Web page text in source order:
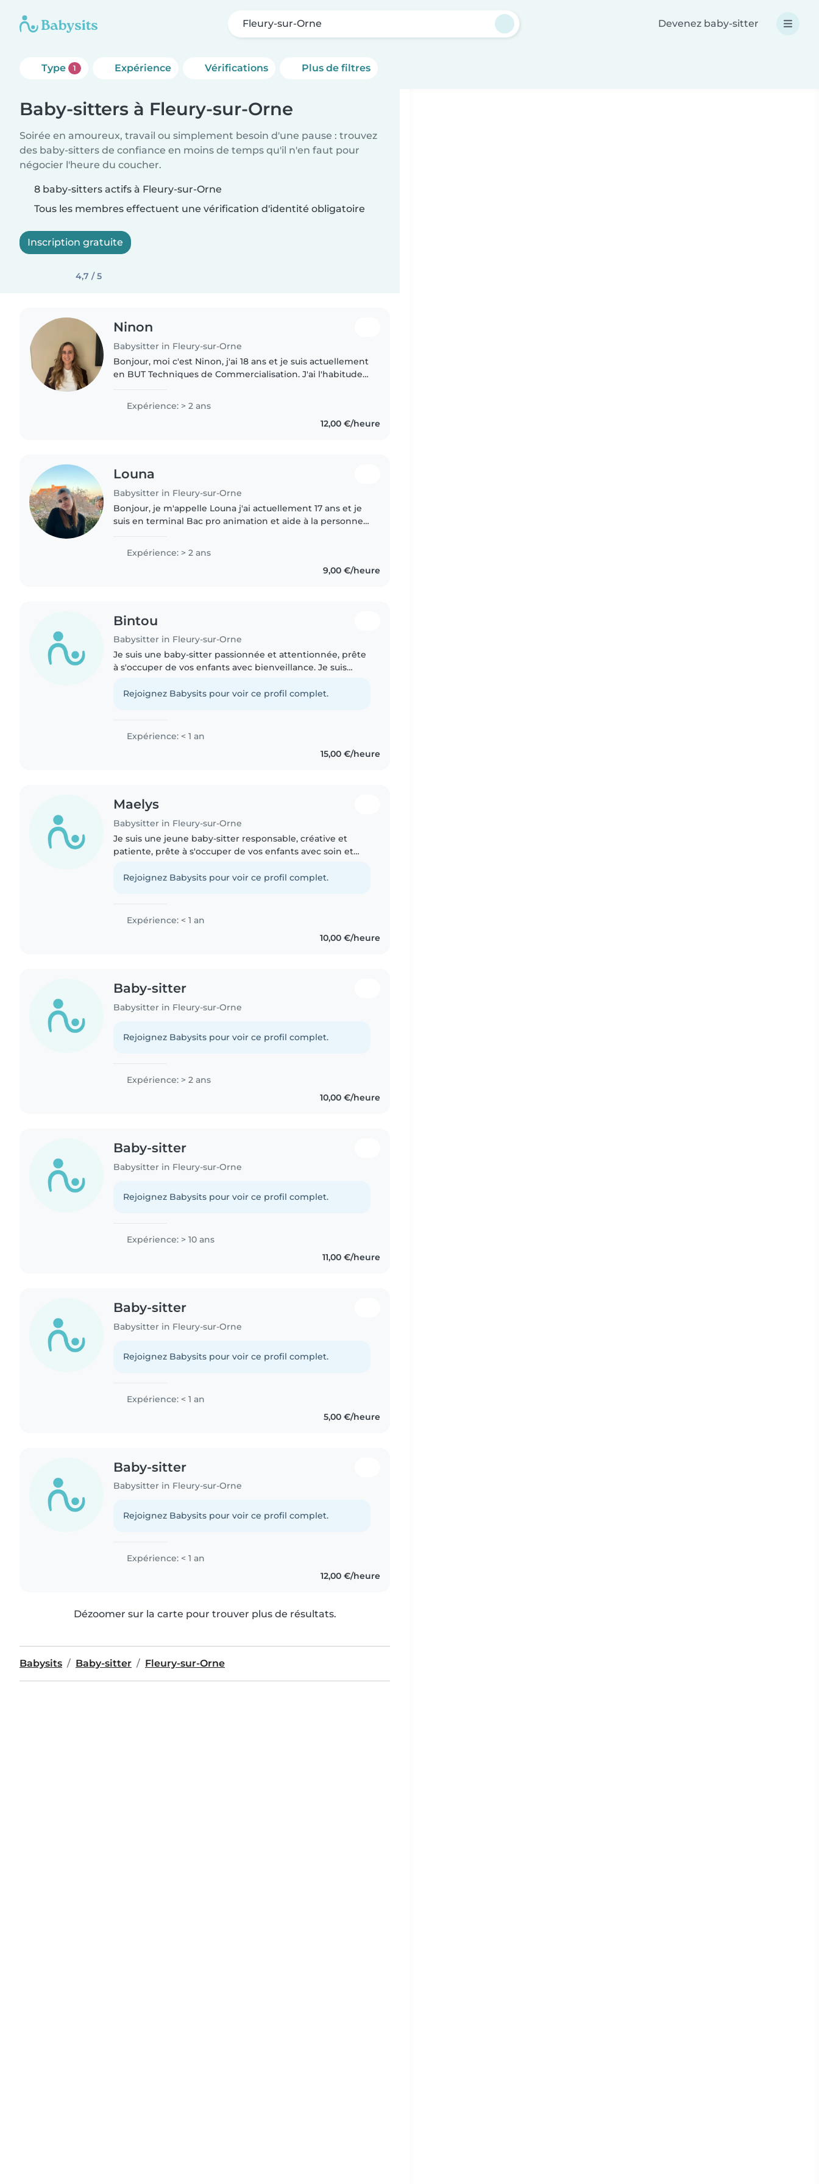
Fleury-sur-Orne Devenez baby-sitter
Type 1 Expérience Vérifications Plus de filtres
Baby-sitters à Fleury-sur-Orne
Soirée en amoureux, travail ou simplement besoin d'une pause : trouvez
des baby-sitters de confiance en moins de temps qu'il n'en faut pour
négocier l'heure du coucher.
8 baby-sitters actifs à Fleury-sur-Orne
Tous les membres effectuent une vérification d'identité obligatoire
Inscription gratuite
4,7 / 5
Ninon
Babysitter in Fleury-sur-Orne
Bonjour, moi c'est Ninon, j'ai 18 ans et je suis actuellement
en BUT Techniques de Commercialisation. J'ai l'habitude
Expérience: > 2 ans
12,00 €/heure
Louna
Babysitter in Fleury-sur-Orne
Bonjour, je m'appelle Louna j'ai actuellement 17 ans et je
suis en terminal Bac pro animation et aide à la personne.
Expérience: > 2 ans
9,00 €/heure
Bintou
Babysitter in Fleury-sur-Orne
Je suis une baby-sitter passionnée et attentionnée, prête
à s'occuper de vos enfants avec bienveillance. Je suis
les enfants..
Rejoignez Babysits pour voir ce profil complet.
Expérience: < 1 an
15,00 €/heure
Maelys
Babysitter in Fleury-sur-Orne
Je suis une jeune baby-sitter responsable, créative et
patiente, prête à s'occuper de vos enfants avec soin et
suis très à..
Rejoignez Babysits pour voir ce profil complet.
Expérience: < 1 an
10,00 €/heure
Baby-sitter
Babysitter in Fleury-sur-Orne
Rejoignez Babysits pour voir ce profil complet.
Expérience: > 2 ans
10,00 €/heure
Baby-sitter
Babysitter in Fleury-sur-Orne
Rejoignez Babysits pour voir ce profil complet.
Expérience: > 10 ans
11,00 €/heure
Baby-sitter
Babysitter in Fleury-sur-Orne
Rejoignez Babysits pour voir ce profil complet.
Expérience: < 1 an
5,00 €/heure
Baby-sitter
Babysitter in Fleury-sur-Orne
Rejoignez Babysits pour voir ce profil complet.
Expérience: < 1 an
12,00 €/heure
Dézoomer sur la carte pour trouver plus de résultats.
Babysits Baby-sitter Fleury-sur-Orne